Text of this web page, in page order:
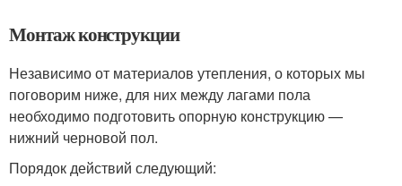
Монтаж конструкции
Независимо от материалов утепления, о которых мы
поговорим ниже, для них между лагами пола
необходимо подготовить опорную конструкцию —
нижний черновой пол.
Порядок действий следующий: